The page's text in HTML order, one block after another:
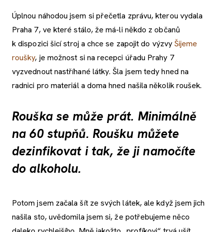
Úplnou náhodou jsem si přečetla zprávu, kterou vydala
Praha 7, ve které stálo, že má-li někdo z občanů
k dispozici šicí stroj a chce se zapojit do výzvyŠijeme
roušky, je možnost si na recepci úřadu Prahy 7
vyzvednout nastříhané látky. Šla jsem tedy hned na
radnici pro materiál a doma hned našila několik roušek.
Rouška se může prát. Minimálně
na 60 stupňů. Roušku můžete
dezinfikovat i tak, že ji namočíte
do alkoholu.
Potom jsem začala šít ze svých látek, ale když jsem jich
našila sto, uvědomila jsem si, že potřebujeme něco